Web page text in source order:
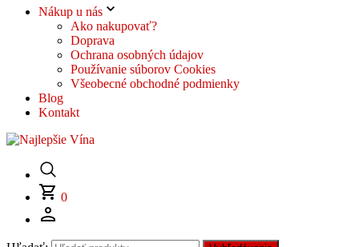
Nákup u nás
Ako nakupovať?
Doprava
Ochrana osobných údajov
Používanie súborov Cookies
Všeobecné obchodné podmienky
Blog
Kontakt
0